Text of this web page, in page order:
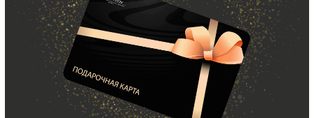
ООО «МИР КАШЕМИРА» © 2023
Все права защищены.
Политика
конфиденциальности